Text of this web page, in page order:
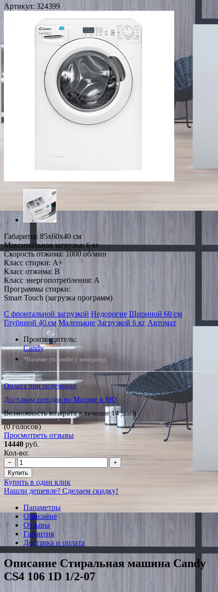
Артикул: 324399
Габариты: 85х60х40 см
Максимальная загрузка: 6 кг
Скорость отжима: 1000 об/мин
Класс стирки: A+
Класс отжима: B
Класс энергопотребления: A
Программы стирки:
Smart Touch (загрузка программ)
С фронтальной загрузкой Недорогие Шириной 60 см
Глубиной 40 см Маленькие Загрузкой 6 кг Автомат
Производитель:
Candy
*Наличие уточняйте у менеджера
Оплата при получении
Доставим сегодня по Москве и МО
Возможность возврата в течение 14 дней
(0 голосов)
Просмотреть отзывы
14440 руб.
Кол-во:
−
+
Купить
Купить в один клик
Нашли дешевле? Сделаем скидку!
Параметры
Описание
Отзывы
Гарантия
Доставка и оплата
Описание Стиральная машина Candy
CS4 106 1D 1/2-07